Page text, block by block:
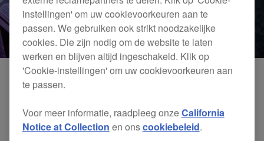
instellingen' om uw cookievoorkeuren aan te
passen. We gebruiken ook strikt noodzakelijke
cookies. Die zijn nodig om de website te laten
werken en blijven altijd ingeschakeld. Klik op
'Cookie-instellingen' om uw cookievoorkeuren aan
te passen.
Voor meer informatie, raadpleeg onzeCalifornia
Notice at Collection en onscookiebeleid.